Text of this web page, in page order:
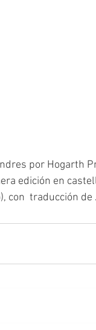
por Hogarth
edición en
con  traducción